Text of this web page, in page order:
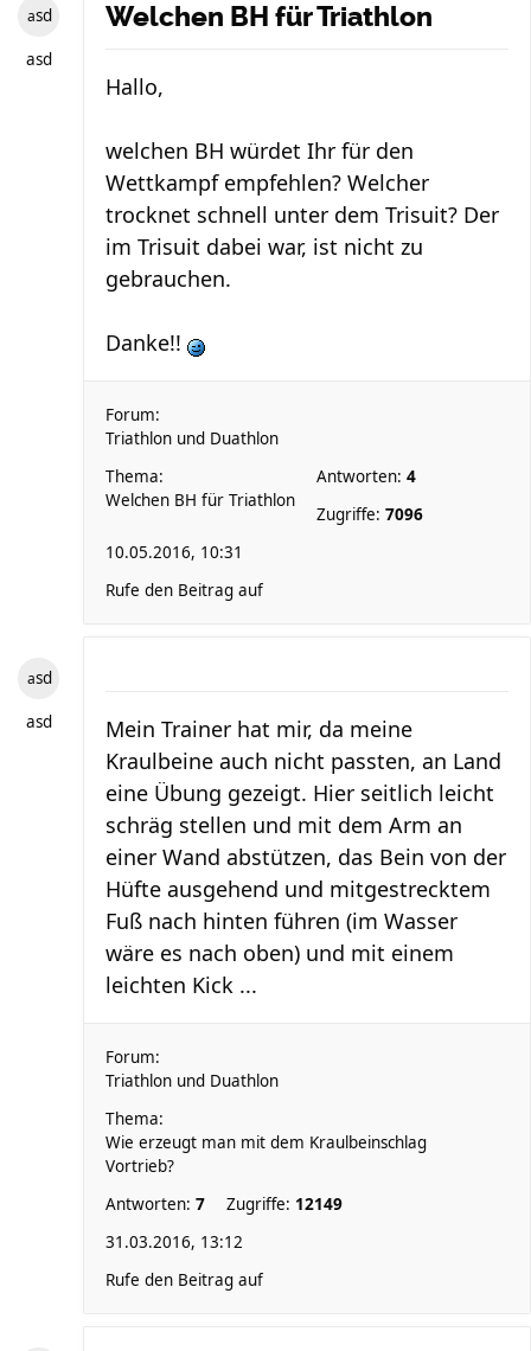
asd
asd
Welchen BH für Triathlon
Hallo,
welchen BH würdet Ihr für den
Wettkampf empfehlen? Welcher
trocknet schnell unter dem Trisuit? Der
im Trisuit dabei war, ist nicht zu
gebrauchen.
Danke!!
Forum:
Triathlon und Duathlon
Thema:
Welchen BH für Triathlon
Antworten: 4
Zugriffe: 7096
10.05.2016, 10:31
Rufe den Beitrag auf
asd
asd
Mein Trainer hat mir, da meine
Kraulbeine auch nicht passten, an Land
eine Übung gezeigt. Hier seitlich leicht
schräg stellen und mit dem Arm an
einer Wand abstützen, das Bein von der
Hüfte ausgehend und mitgestrecktem
Fuß nach hinten führen (im Wasser
wäre es nach oben) und mit einem
leichten Kick ...
Forum:
Triathlon und Duathlon
Thema:
Wie erzeugt man mit dem Kraulbeinschlag
Vortrieb?
Antworten: 7 Zugriffe: 12149
31.03.2016, 13:12
Rufe den Beitrag auf